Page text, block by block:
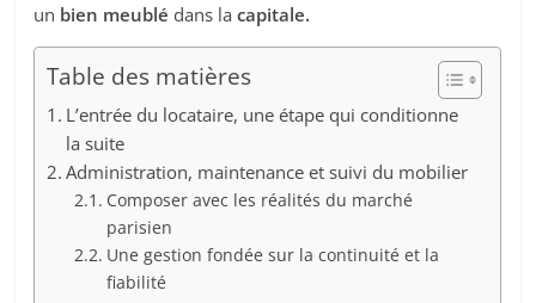
un bien meublé dans lacapitale.
Table des matières
L’entrée du locataire, une étape qui conditionne
la suite
Administration, maintenance et suivi du mobilier
Composer avec les réalités du marché
parisien
Une gestion fondée sur la continuité et la
fiabilité